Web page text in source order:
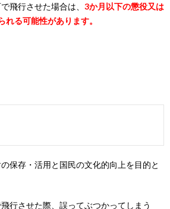
飛行させた場合は、 3か月以下の懲役又は
る可能性があります。
保存・活用と国民の文化的向上を目的と
行させた際、誤ってぶつかってしまう